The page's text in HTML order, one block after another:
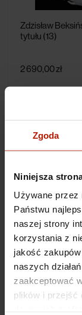
Zgoda
Niniejsza
Używane przez
Państwu
naszej strony
korzystania z
jakość
naszych
zaakceptować
plików i przejść
Zdzisław
tytułu (13)
2 690,00 zł
Zdzisław
tytułu (14)
2 690,00 zł